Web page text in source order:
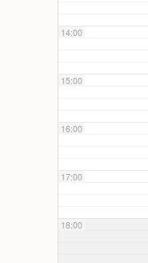
14:00
15:00
16:00
17:00
18:00